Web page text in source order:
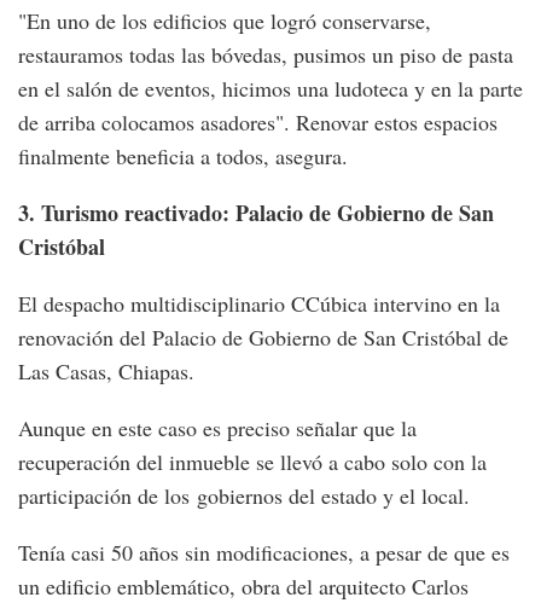
"En uno de los edificios que logró conservarse,
restauramos todas las bóvedas, pusimos un piso de pasta
en el salón de eventos, hicimos una ludoteca y en la parte
de arriba colocamos asadores". Renovar estos espacios
finalmente beneficia a todos, asegura.
3. Turismo reactivado: Palacio de Gobierno de San
Cristóbal
El despacho multidisciplinario CCúbica intervino en la
renovación del Palacio de Gobierno de San Cristóbal de
Las Casas, Chiapas.
Aunque en este caso es preciso señalar que la
recuperación del inmueble se llevó a cabo solo con la
participación de los gobiernos del estado y el local.
Tenía casi 50 años sin modificaciones, a pesar de que es
un edificio emblemático, obra del arquitecto Carlos